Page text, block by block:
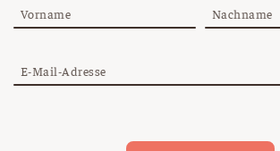
Vorname Nachname
E-Mail-Adresse